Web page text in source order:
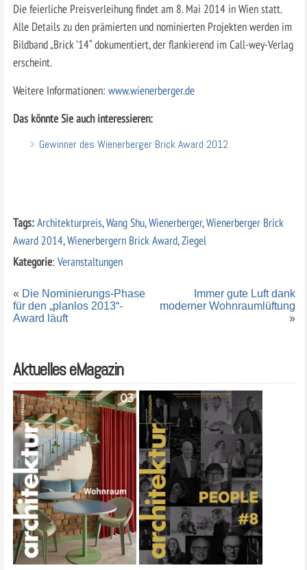
Die feierliche Preisverleihung findet am 8. Mai 2014 in Wien statt.
Alle Details zu den prämierten und nominierten Projekten werden im
Bildband „Brick ’14“ dokumentiert, der flankierend im Call-wey-Verlag
erscheint.
Weitere Informationen: www.wienerberger.de
Das könnte Sie auch interessieren:
Gewinner des Wienerberger Brick Award 2012
Tags:Architekturpreis,Wang Shu,Wienerberger,Wienerberger Brick
Award 2014,Wienerbergern Brick Award,Ziegel
Kategorie: Veranstaltungen
« Die Nominierungs-Phase
für den „planlos 2013“-
Award läuft
Immer gute Luft dank
moderner Wohnraumlüftung
»
Aktuelles eMagazin